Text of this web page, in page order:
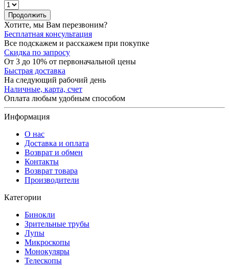
Продолжить
Хотите, мы Вам перезвоним?
Бесплатная консультация
Все подскажем и расскажем при покупке
Скидка по запросу
От 3 до 10% от первоначальной цены
Быстрая доставка
На следующий рабочий день
Наличные, карта, счет
Оплата любым удобным способом
Информация
О нас
Доставка и оплата
Возврат и обмен
Контакты
Возврат товара
Производители
Категории
Бинокли
Зрительные трубы
Лупы
Микроскопы
Монокуляры
Телескопы